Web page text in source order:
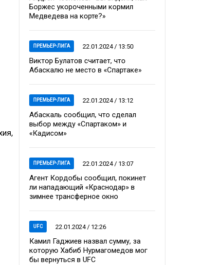
Боржес укороченными кормил
Медведева на корте?»
ПРЕМЬЕР-ЛИГА 22.01.2024 / 13:50
Виктор Булатов считает, что
Абаскалю не место в «Спартаке»
ПРЕМЬЕР-ЛИГА 22.01.2024 / 13:12
Абаскаль сообщил, что сделал
выбор между «Спартаком» и
«Кадисом»
ПРЕМЬЕР-ЛИГА 22.01.2024 / 13:07
Агент Кордобы сообщил, покинет
ли нападающий «Краснодар» в
зимнее трансферное окно
UFC 22.01.2024 / 12:26
Камил Гаджиев назвал сумму, за
которую Хабиб Нурмагомедов мог
бы вернуться в UFC